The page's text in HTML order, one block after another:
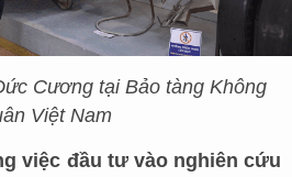
Cương tại Bảo tàng Không
Việt Nam
việc đầu tư vào nghiên cứu